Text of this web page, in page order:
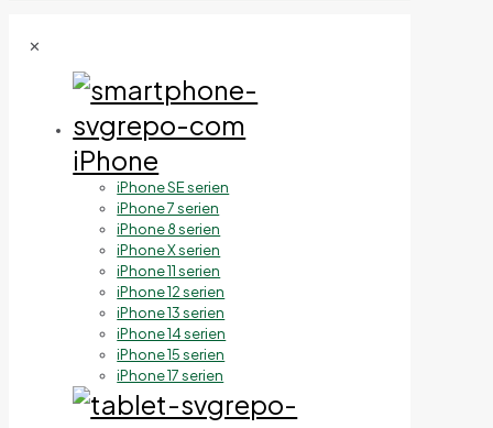
✕
iPhone
iPhone SE serien
iPhone 7 serien
iPhone 8 serien
iPhone X serien
iPhone 11 serien
iPhone 12 serien
iPhone 13 serien
iPhone 14 serien
iPhone 15 serien
iPhone 17 serien